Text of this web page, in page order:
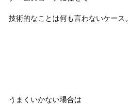
技術的なことは何も言わないケース。
うまくいかない場合は